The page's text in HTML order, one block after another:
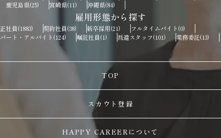
鹿児島県(25) 宮崎県(11) 沖縄県(84)
雇用形態から探す
正社員(1883) 契約社員(38) 新卒採用(21) フルタイムバイト (0)
パート・アルバイト (124) 嘱託社員(1) 派遣スタッフ(101) 業務委託(13)
TOP
スカウト登録
HAPPY CAREERについて